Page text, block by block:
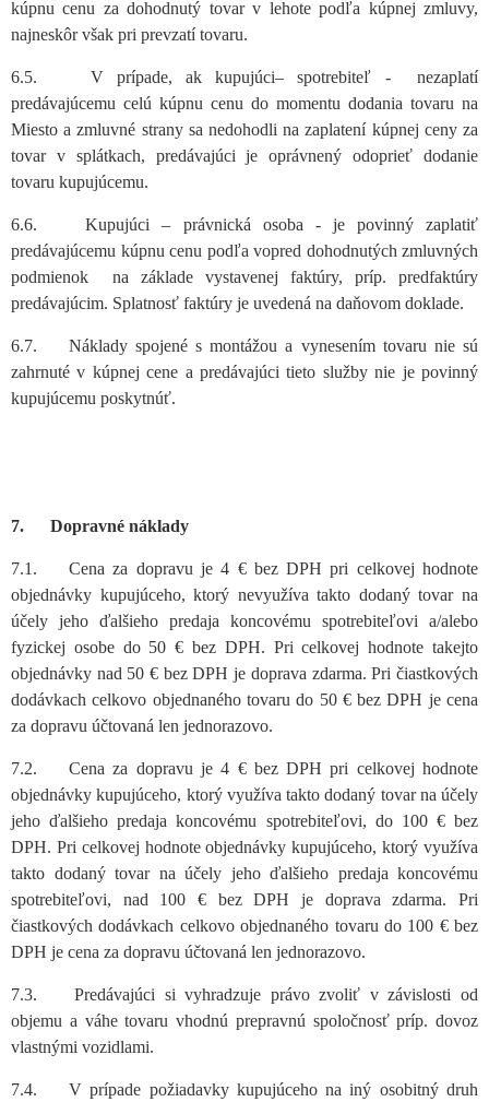
kúpnu cenu za dohodnutý tovar v lehote podľa kúpnej zmluvy,
najneskôr však pri prevzatí tovaru.
6.5. V prípade, ak kupujúci– spotrebiteľ - nezaplatí
predávajúcemu celú kúpnu cenu do momentu dodania tovaru na
Miesto a zmluvné strany sa nedohodli na zaplatení kúpnej ceny za
tovar v splátkach, predávajúci je oprávnený odoprieť dodanie
tovaru kupujúcemu.
6.6. Kupujúci – právnická osoba - je povinný zaplatiť
predávajúcemu kúpnu cenu podľa vopred dohodnutých zmluvných
podmienok na základe vystavenej faktúry, príp. predfaktúry
predávajúcim. Splatnosť faktúry je uvedená na daňovom doklade.
6.7. Náklady spojené s montážou a vynesením tovaru nie sú
zahrnuté v kúpnej cene a predávajúci tieto služby nie je povinný
kupujúcemu poskytnúť.
7. Dopravné náklady
7.1. Cena za dopravu je 4 € bez DPH pri celkovej hodnote
objednávky kupujúceho, ktorý nevyužíva takto dodaný tovar na
účely jeho ďalšieho predaja koncovému spotrebiteľovi a/alebo
fyzickej osobe do 50 € bez DPH. Pri celkovej hodnote takejto
objednávky nad 50 € bez DPH je doprava zdarma. Pri čiastkových
dodávkach celkovo objednaného tovaru do 50 € bez DPH je cena
za dopravu účtovaná len jednorazovo.
7.2. Cena za dopravu je 4 € bez DPH pri celkovej hodnote
objednávky kupujúceho, ktorý využíva takto dodaný tovar na účely
jeho ďalšieho predaja koncovému spotrebiteľovi, do 100 € bez
DPH. Pri celkovej hodnote objednávky kupujúceho, ktorý využíva
takto dodaný tovar na účely jeho ďalšieho predaja koncovému
spotrebiteľovi, nad 100 € bez DPH je doprava zdarma. Pri
čiastkových dodávkach celkovo objednaného tovaru do 100 € bez
DPH je cena za dopravu účtovaná len jednorazovo.
7.3. Predávajúci si vyhradzuje právo zvoliť v závislosti od
objemu a váhe tovaru vhodnú prepravnú spoločnosť príp. dovoz
vlastnými vozidlami.
7.4. V prípade požiadavky kupujúceho na iný osobitný druh